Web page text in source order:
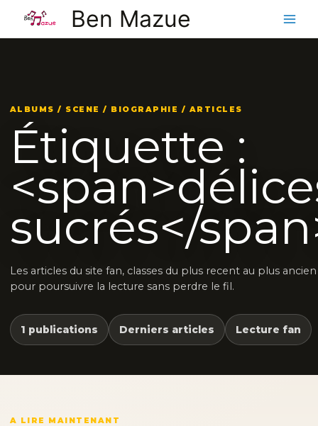
contenu
Ben Mazue
ALBUMS / SCENE / BIOGRAPHIE / ARTICLES
Étiquette :
sucrés</
Les articles du site fan, classes du plus recent au plus ancien
pour poursuivre la lecture sans perdre le fil.
1 publications Derniers articles Lecture fan
A LIRE MAINTENANT